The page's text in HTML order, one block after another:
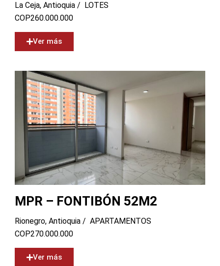
La Ceja, Antioquia / LOTES
COP260.000.000
Ver más
MPR – FONTIBÓN 52M2
Rionegro, Antioquia / APARTAMENTOS
COP270.000.000
Ver más